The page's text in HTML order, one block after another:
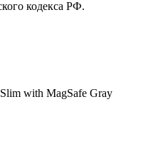
кодекса РФ.
with MagSafe Gray